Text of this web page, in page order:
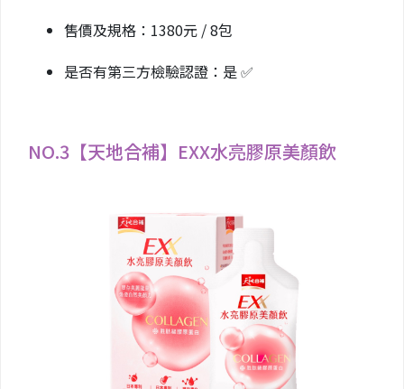
售價及規格：1380元 / 8包
是否有第三方檢驗認證：是 ✅
NO.3【天地合補】EXX水亮膠原美顏飲